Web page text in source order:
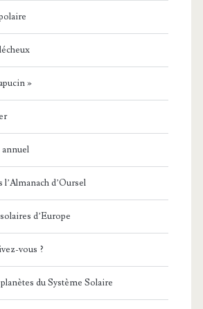
»
d’Oursel
d’Europe
vous ?
du Système Solaire